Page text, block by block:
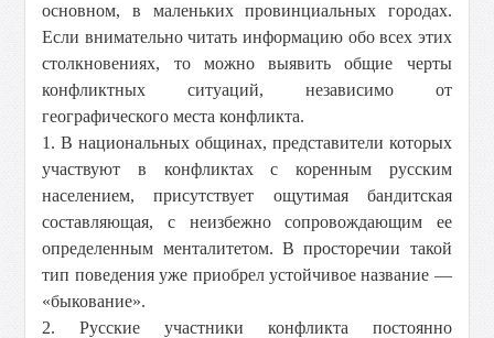
основном, в маленьких провинциальных городах.
Если внимательно читать информацию обо всех этих
столкновениях, то можно выявить общие черты
конфликтных ситуаций, независимо от
географического места конфликта.
1. В национальных общинах, представители которых
участвуют в конфликтах с коренным русским
населением, присутствует ощутимая бандитская
составляющая, с неизбежно сопровождающим ее
определенным менталитетом. В просторечии такой
тип поведения уже приобрел устойчивое название —
«быкование».
2. Русские участники конфликта постоянно